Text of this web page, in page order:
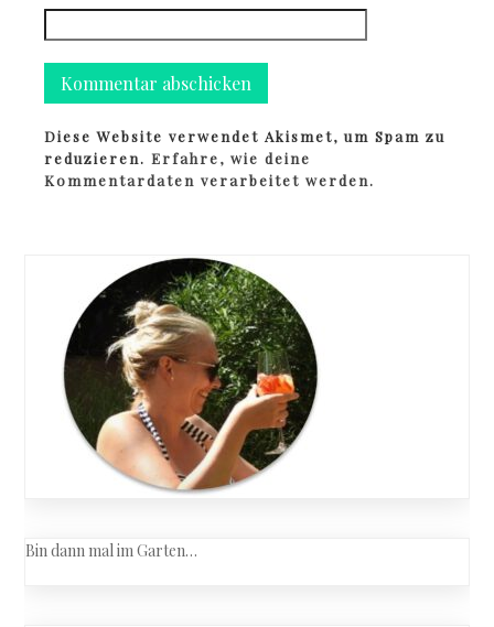
Diese Website verwendet Akismet, um Spam zu
reduzieren.Erfahre, wie deine
Kommentardaten verarbeitet werden.
Bin dann mal im Garten…